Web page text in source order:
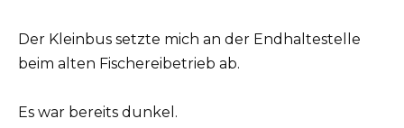
Der Kleinbus setzte mich an der Endhaltestelle
beim alten Fischereibetrieb ab.
Es war bereits dunkel.